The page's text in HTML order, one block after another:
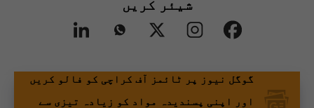
شیئر کریں
گوگل نیوز پر ٹائمز آف کراچی کو فالو کریں
اور اپنی پسندیدہ مواد کو زیادہ تیزی سے